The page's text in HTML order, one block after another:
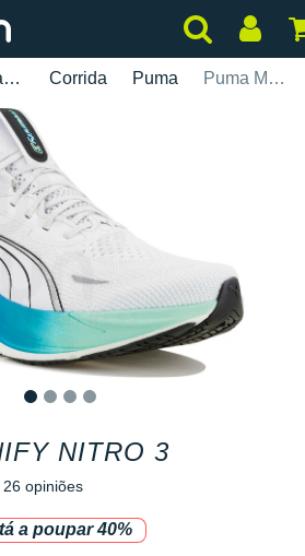
Calçados Corrida Puma Puma Magnify Nitro 3
NITRO 3
26 opiniões
a poupar 40%